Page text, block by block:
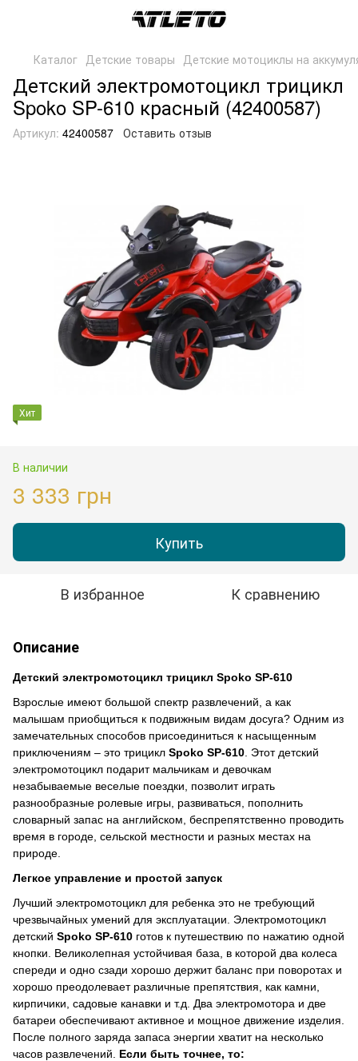
Каталог Детские товары Детские мотоциклы на
Детский электромотоцикл трицикл
Spoko SP-610 красный (42400587)
Артикул: 42400587 Оставить отзыв
Хит
В наличии
3 333 грн
Купить
В избранное К сравнению
Описание
Детский электромотоцикл трицикл Spoko SP-610
Взрослые имеют большой спектр развлечений, а как
малышам приобщиться к подвижным видам досуга? Одним из
замечательных способов присоединиться к насыщенным
приключениям – это трицикл Spoko SP-610 . Этот детский
электромотоцикл подарит мальчикам и девочкам
незабываемые веселые поездки, позволит играть
разнообразные ролевые игры, развиваться, пополнить
словарный запас на английском, беспрепятственно проводить
время в городе, сельской местности и разных местах на
природе.
Легкое управление и простой запуск
Лучший электромотоцикл для ребенка это не требующий
чрезвычайных умений для эксплуатации. Электромотоцикл
детский Spoko SP-610 готов к путешествию по нажатию одной
кнопки. Великолепная устойчивая база, в которой два колеса
спереди и одно сзади хорошо держит баланс при поворотах и
хорошо преодолевает различные препятствия, как камни,
кирпичики, садовые канавки и т.д. Два электромотора и две
батареи обеспечивают активное и мощное движение изделия.
После полного заряда запаса энергии хватит на несколько
часов развлечений. Если быть точнее, то: